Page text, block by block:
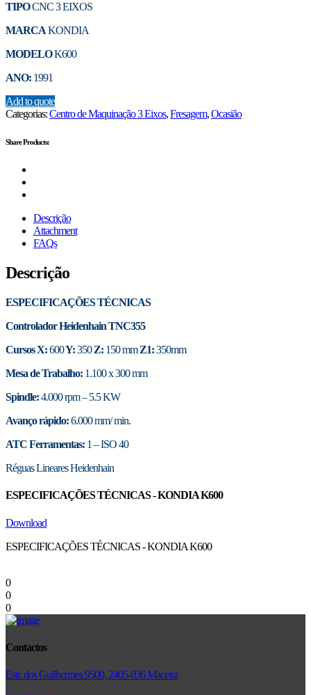
TIPOCNC 3 EIXOS
MARCAKONDIA
MODELOK600
ANO: 1991
Add to quote
Categorias:Centro de Maquinação 3 Eixos,Fresagem,Ocasião
Share Products:
Descrição
Attachment
FAQs
Descrição
ESPECIFICAÇÕES TÉCNICAS
Controlador Heidenhain TNC355
Cursos X:600Y:350Z: 150 mmZ1:350mm
Mesa de Trabalho: 1.100 x 300 mm
Spindle:4.000 rpm – 5.5 KW
Avanço rápido:6.000 mm/ min.
ATC Ferramentas: 1 – ISO 40
Réguas Lineares Heidenhain
ESPECIFICAÇÕES TÉCNICAS - KONDIA K600
Download
ESPECIFICAÇÕES TÉCNICAS - KONDIA K600
0
0
0
Contactos
Estr. dos Guilhermes 9500, 2405-036 Maceira